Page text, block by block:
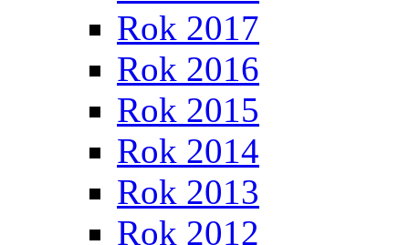
Rok 2017
Rok 2016
Rok 2015
Rok 2014
Rok 2013
Rok 2012